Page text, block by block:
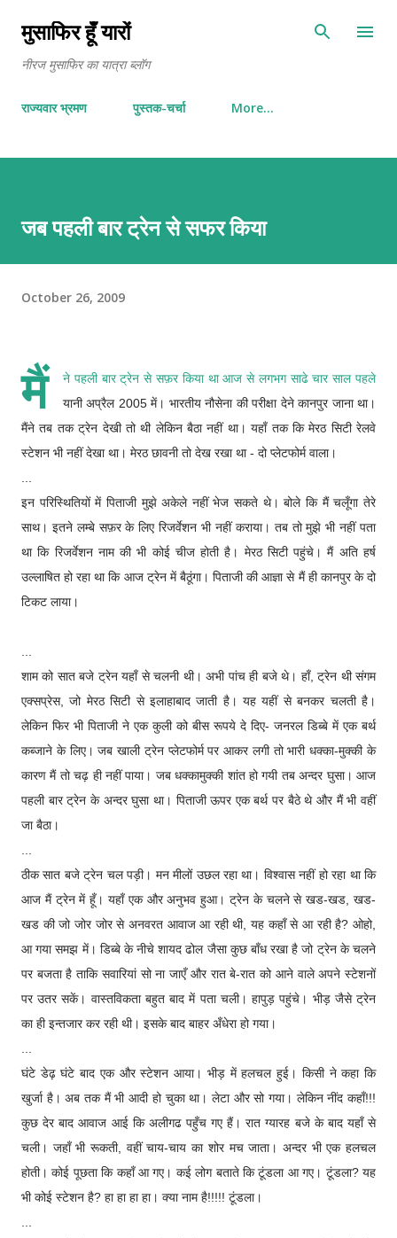
मुसाफिर हूँ यारों
नीरज मुसाफिर का यात्रा ब्लॉग
राज्यवार भ्रमण पुस्तक-चर्चा More…
जब पहली बार ट्रेन से सफर किया
October 26, 2009
मैं
ने पहली बार ट्रेन से सफ़र किया था आज से लगभग साढे चार साल पहले
यानी अप्रैल 2005 में। भारतीय नौसेना की परीक्षा देने कानपुर जाना था।
मैंने तब तक ट्रेन देखी तो थी लेकिन बैठा नहीं था। यहाँ तक कि मेरठ सिटी रेलवे
स्टेशन भी नहीं देखा था। मेरठ छावनी तो देख रखा था - दो प्लेटफोर्म वाला।
इन परिस्थितियों में पिताजी मुझे अकेले नहीं भेज सकते थे। बोले कि मैं चलूँगा तेरे
साथ। इतने लम्बे सफ़र के लिए रिजर्वेशन भी नहीं कराया। तब तो मुझे भी नहीं पता
था कि रिजर्वेशन नाम की भी कोई चीज होती है। मेरठ सिटी पहुंचे। मैं अति हर्ष
उल्लाषित हो रहा था कि आज ट्रेन में बैठूंगा। पिताजी की आज्ञा से मैं ही कानपुर के दो
टिकट लाया।
शाम को सात बजे ट्रेन यहाँ से चलनी थी। अभी पांच ही बजे थे। हाँ, ट्रेन थी संगम
एक्सप्रेस, जो मेरठ सिटी से इलाहाबाद जाती है। यह यहीं से बनकर चलती है।
लेकिन फिर भी पिताजी ने एक कुली को बीस रूपये दे दिए- जनरल डिब्बे में एक बर्थ
कब्जाने के लिए। जब खाली ट्रेन प्लेटफोर्म पर आकर लगी तो भारी धक्का-मुक्की के
कारण मैं तो चढ़ ही नहीं पाया। जब धक्कामुक्की शांत हो गयी तब अन्दर घुसा। आज
पहली बार ट्रेन के अन्दर घुसा था। पिताजी ऊपर एक बर्थ पर बैठे थे और मैं भी वहीं
जा बैठा।
ठीक सात बजे ट्रेन चल पड़ी। मन मीलों उछल रहा था। विश्वास नहीं हो रहा था कि
आज मैं ट्रेन में हूँ। यहाँ एक और अनुभव हुआ। ट्रेन के चलने से खड-खड, खड-
खड की जो जोर जोर से अनवरत आवाज आ रही थी, यह कहाँ से आ रही है? ओहो,
आ गया समझ में। डिब्बे के नीचे शायद ढोल जैसा कुछ बाँध रखा है जो ट्रेन के चलने
पर बजता है ताकि सवारियां सो ना जाएँ और रात बे-रात को आने वाले अपने स्टेशनों
पर उतर सकें। वास्तविकता बहुत बाद में पता चली। हापुड़ पहुंचे। भीड़ जैसे ट्रेन
का ही इन्तजार कर रही थी। इसके बाद बाहर अँधेरा हो गया।
घंटे डेढ़ घंटे बाद एक और स्टेशन आया। भीड़ में हलचल हुई। किसी ने कहा कि
खुर्जा है। अब तक मैं भी आदी हो चुका था। लेटा और सो गया। लेकिन नींद कहाँ!!!
कुछ देर बाद आवाज आई कि अलीगढ पहुँच गए हैं। रात ग्यारह बजे के बाद यहाँ से
चली। जहाँ भी रूकती, वहीं चाय-चाय का शोर मच जाता। अन्दर भी एक हलचल
होती। कोई पूछता कि कहाँ आ गए। कई लोग बताते कि टूंडला आ गए। टूंडला? यह
भी कोई स्टेशन है? हा हा हा हा। क्या नाम है!!!!! टूंडला।